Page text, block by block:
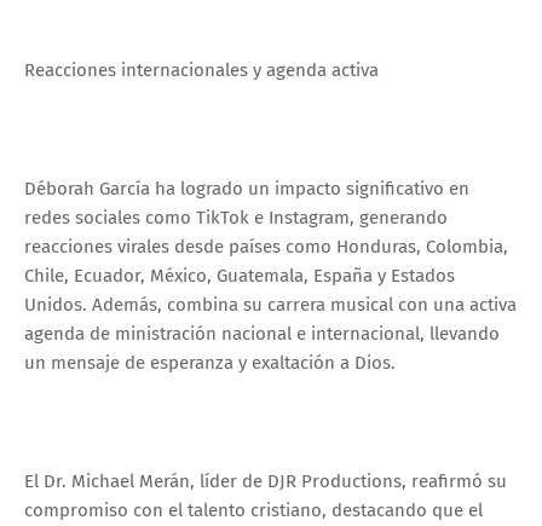
Reacciones internacionales y agenda activa
Déborah García ha logrado un impacto significativo en
redes sociales como TikTok e Instagram, generando
reacciones virales desde países como Honduras, Colombia,
Chile, Ecuador, México, Guatemala, España y Estados
Unidos. Además, combina su carrera musical con una activa
agenda de ministración nacional e internacional, llevando
un mensaje de esperanza y exaltación a Dios.
El Dr. Michael Merán, líder de DJR Productions, reafirmó su
compromiso con el talento cristiano, destacando que el